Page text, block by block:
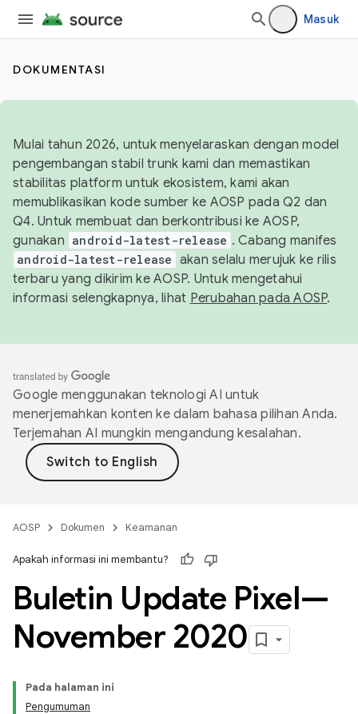
Masuk
DOKUMENTASI
Mulai tahun 2026, untuk menyelaraskan dengan model
pengembangan stabil trunk kami dan memastikan
stabilitas platform untuk ekosistem, kami akan
memublikasikan kode sumber ke AOSP pada Q2 dan
Q4. Untuk membuat dan berkontribusi ke AOSP,
gunakan android-latest-release . Cabang manifes
android-latest-release akan selalu merujuk ke rilis
terbaru yang dikirim ke AOSP. Untuk mengetahui
informasi selengkapnya, lihat Perubahan pada AOSP.
Google menggunakan teknologi AI untuk
menerjemahkan konten ke dalam bahasa pilihan Anda.
Terjemahan AI mungkin mengandung kesalahan.
AOSP Dokumen Keamanan
Apakah informasi ini membantu?
Buletin Update Pixel—
November 2020
Pada halaman ini
Pengumuman